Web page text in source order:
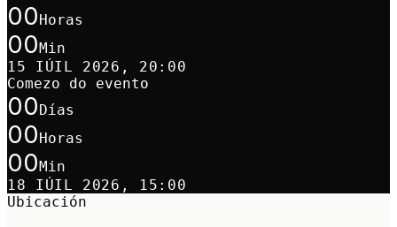
00 Horas
00 Min
15 IÚIL 2026, 20:00
Comezo do evento
00 Días
00 Horas
00 Min
18 IÚIL 2026, 15:00
Ubicación